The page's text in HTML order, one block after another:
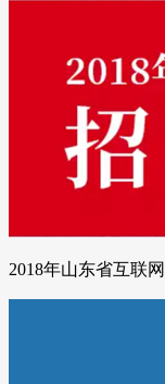
2018年山东省互联